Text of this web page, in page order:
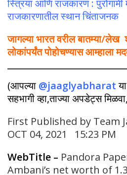
स्त्रिया आणि राजकारण : पुरोगामी
राजकारणातील स्थान चिंताजनक
जागल्या भारत वरील बातम्या/
लोकांपर्यंत पोहोचण्यास आम्हाला
(आपल्या @jaaglyabharat या
सहभागी व्हा,ताज्या अपडेट्स
First Published by Team
OCT 04, 2021 15:23 PM
WebTitle – Pandora
Ambani’s net worth of